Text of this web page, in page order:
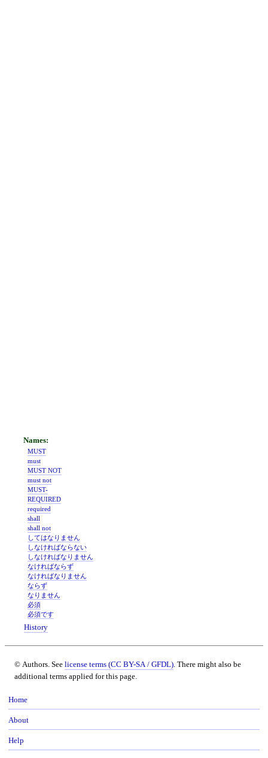
MUST
must
MUST NOT
must not
MUST-
REQUIRED
required
shall
shall not
してはなりません
しなければならない
しなければなりません
なければならず
なければなりません
ならず
なりません
必須
必須です
History
© Authors. See license terms (CC BY-SA / GFDL)
additional terms applied for this page.
Home
About
Help